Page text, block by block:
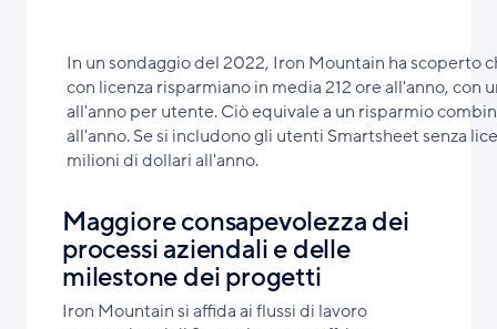
In un sondaggio del 2022, Iron Mountain ha scoperto
con licenza risparmiano in media 212 ore all'anno, con
all'anno per utente. Ciò equivale a un risparmio
all'anno. Se si includono gli utenti Smartsheet senza
milioni di dollari all'anno.
Maggiore consapevolezza dei
processi aziendali e delle
milestone dei progetti
Iron Mountain si affida ai flussi di lavoro